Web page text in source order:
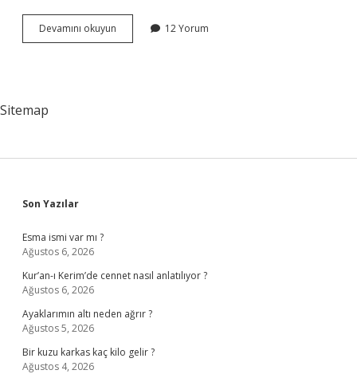
Devamını okuyun
Kelimesinin
12 Yorum
Sitemap
Sidebar
Son Yazılar
Esma ismi var mı ?
Ağustos 6, 2026
Kur’an-ı Kerim’de cennet nasıl anlatılıyor ?
Ağustos 6, 2026
Ayaklarımın altı neden ağrır ?
Ağustos 5, 2026
Bir kuzu karkas kaç kilo gelir ?
Ağustos 4, 2026